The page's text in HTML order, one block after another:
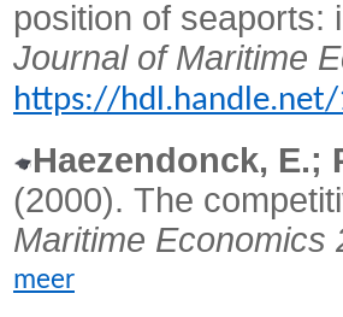
position of
Journal of Maritime
https://
Haezendonck, E.;
(2000). The
Maritime Economics
meer